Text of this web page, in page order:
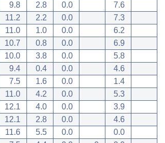
9.8 2.8 0.0
7.6
11.2 2.2 0.0
7.3
11.0 1.0 0.0
6.2
10.7 0.8 0.0
6.9
10.0 3.8 0.0
5.8
9.4 0.4 0.0
4.6
7.5 1.6 0.0
1.4
11.0 4.2 0.0
5.3
12.1 4.0 0.0
3.9
12.1 2.8 0.0
4.6
11.6 5.5 0.0
0.0